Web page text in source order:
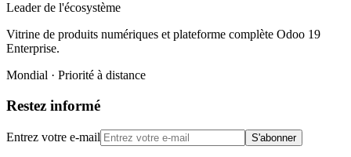
Leader de l'écosystème
Vitrine de produits numériques et plateforme complète Odoo 19
Enterprise.
Mondial · Priorité à distance
Restez informé
Entrez votre e-mail S'abonner